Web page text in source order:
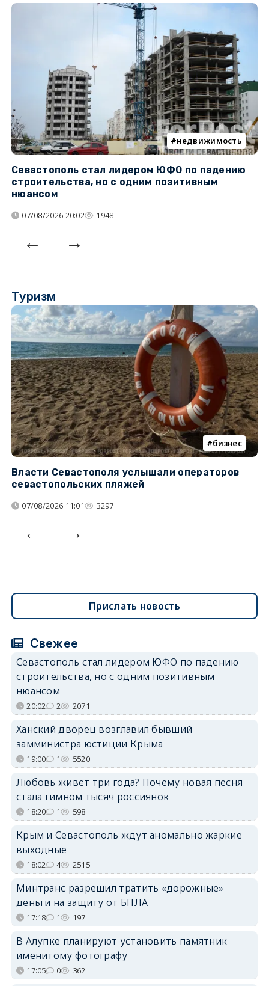
недвижимость
Севастополь стал лидером ЮФО по падению
строительства, но с одним позитивным
нюансом
07/08/2026 20:02 1948
Туризм
бизнес
Власти Севастополя услышали операторов
севастопольских пляжей
07/08/2026 11:01 3297
Прислать новость
Свежее
Севастополь стал лидером ЮФО по падению
строительства, но с одним позитивным
нюансом
20:02 2 2071
Ханский дворец возглавил бывший
замминистра юстиции Крыма
19:00 1 5520
Любовь живёт три года? Почему новая песня
стала гимном тысяч россиянок
18:20 1 598
Крым и Севастополь ждут аномально жаркие
выходные
18:02 4 2515
Минтранс разрешил тратить «дорожные»
деньги на защиту от БПЛА
17:18 1 197
В Алупке планируют установить памятник
именитому фотографу
17:05 0 362